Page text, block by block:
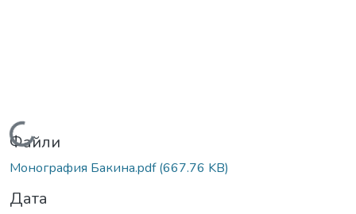
Вантажиться...
Файли
Монография Бакина.pdf(667.76 KB)
Дата